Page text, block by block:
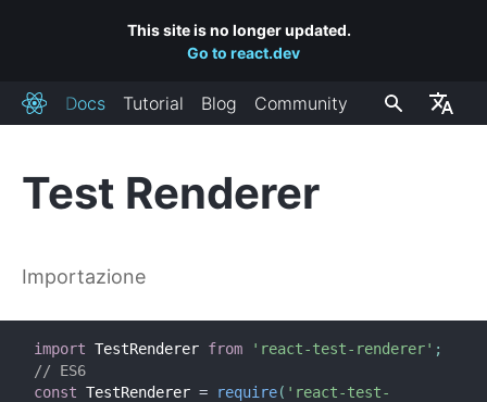
This site is no longer updated.
Go to react.dev
ReactDocs Tutorial Blog Community
Test Renderer
Importazione
import TestRenderer from 'react-test-renderer' ;
// ES6
const TestRenderer = require( 'react-test-
INSTALLAZIONE
Aggiungere React Ad Un Sito
Collegamenti a CDN
Canali di Rilascio